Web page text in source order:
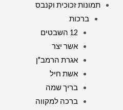
תמונות זכוכית וקנבס
ברכות
12 השבטים
אשר יצר
אגרת הרמב"ן
אשת חיל
בריך שמה
ברכה למקווה